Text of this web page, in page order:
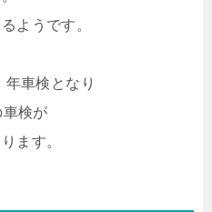
ようです。
車検となり
検が
ます。